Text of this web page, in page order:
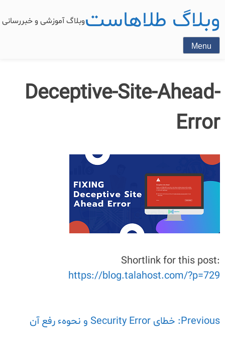
وبلاگ طلاهاستوبلاگ آموزشی و
Menu
Deceptive-Site-Ahead-
Error
Shortlink for this post:
https://blog.talahost.com/?p=729
راهبری
Previous: خطای Security Error و نحوهء رفع آن